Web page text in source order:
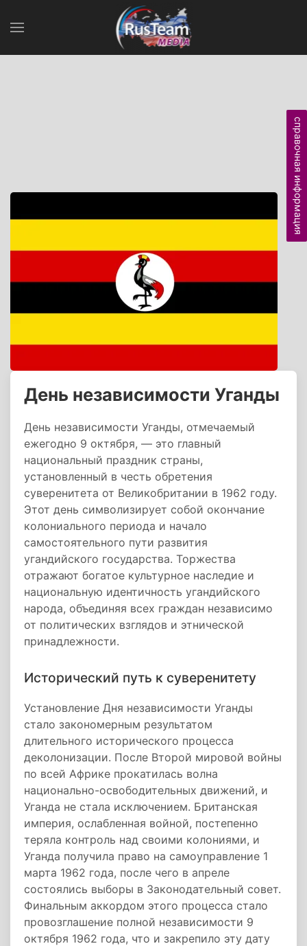
День независимости Уганды
День независимости Уганды, отмечаемый
ежегодно 9 октября, — это главный
национальный праздник страны,
установленный в честь обретения
суверенитета от Великобритании в 1962 году.
Этот день символизирует собой окончание
колониального периода и начало
самостоятельного пути развития
угандийского государства. Торжества
отражают богатое культурное наследие и
национальную идентичность угандийского
народа, объединяя всех граждан независимо
от политических взглядов и этнической
принадлежности.
Исторический путь к суверенитету
Установление Дня независимости Уганды
стало закономерным результатом
длительного исторического процесса
деколонизации. После Второй мировой войны
по всей Африке прокатилась волна
национально-освободительных движений, и
Уганда не стала исключением. Британская
империя, ослабленная войной, постепенно
теряла контроль над своими колониями, и
Уганда получила право на самоуправление 1
марта 1962 года, после чего в апреле
состоялись выборы в Законодательный совет.
Финальным аккордом этого процесса стало
провозглашение полной независимости 9
октября 1962 года, что и закрепило эту дату
справочная информация